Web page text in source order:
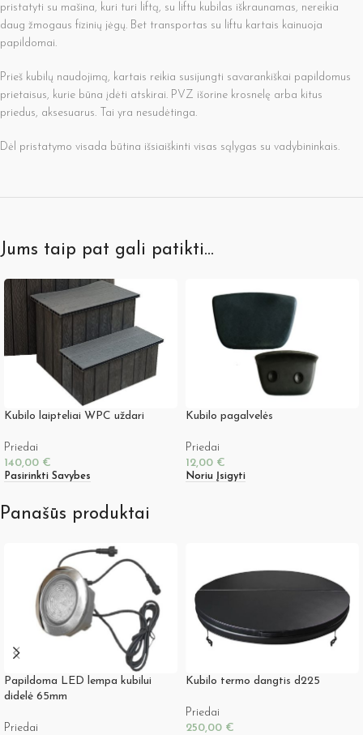
pristatyti su mašina, kuri turi liftą, su liftu kubilas iškraunamas, nereikia
daug žmogaus fizinių jėgų. Bet transportas su liftu kartais kainuoja
papildomai.
Prieš kubilų naudojimą, kartais reikia susijungti savarankiškai papildomus
prietaisus, kurie būna įdėti atskirai. PVZ išorine krosnelę arba kitus
priedus, aksesuarus. Tai yra nesudėtinga.
Dėl pristatymo visada būtina išsiaiškinti visas sąlygas su vadybininkais.
Jums taip pat gali patikti…
Kubilo laipteliai WPC uždari
Priedai
140,00 €
Pasirinkti Savybes
Kubilo pagalvelės
Priedai
12,00 €
Noriu Įsigyti
Panašūs produktai
Papildoma LED lempa kubilui
didelė 65mm
Priedai
Kubilo termo dangtis d225
Priedai
250,00 €